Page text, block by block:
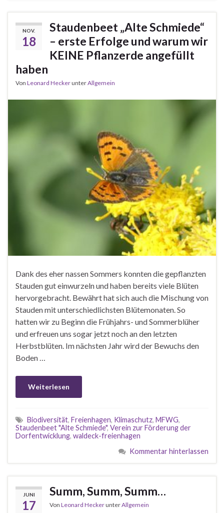
NOV.
18
Staudenbeet „Alte Schmiede“
– erste Erfolge und warum wir
KEINE Pflanzerde angefüllt
haben
Von Leonard HeckerunterAllgemein
Dank des eher nassen Sommers konnten die gepflanzten
Stauden gut einwurzeln und haben bereits viele Blüten
hervorgebracht. Bewährt hat sich auch die Mischung von
Stauden mit unterschiedlichsten Blütemonaten. So
hatten wir zu Beginn die Frühjahrs- und Sommerblüher
und erfreuen uns sogar jetzt noch an den letzten
Herbstblüten. Im nächsten Jahr wird der Bewuchs den
Boden …
Weiterlesen
Biodiversität, Freienhagen, Klimaschutz, MFWG,
Staudenbeet "Alte Schmiede", Verein zur Förderung der
Dorfentwicklung, waldeck-freienhagen
Kommentar hinterlassen
JUNI
17
Summ, Summ, Summ…
Von Leonard HeckerunterAllgemein